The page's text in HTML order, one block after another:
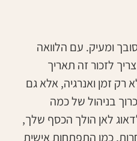
ומעיק. עם הלוואה
לזכור זה תאריך
זמן ואנרגיה, אלא גם
בניהול של כמה
לאן הולך הכסף שלך,
כמו התפתחות אישית